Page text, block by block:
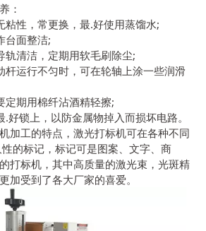
：
粘性，常更换，最.好使用蒸馏水;
台面整洁;
轨清洁，定期用软毛刷除尘;
杆运行不匀时，可在轮轴上涂一些润滑
定期用棉纤沾酒精轻擦;
好锁上，以防金属物掉入而损坏电路。
加工的特点，激光打标机可在各种不同
的标记，标记可是图案、文字、商
打标机，其中高质量的激光束，光斑精
加受到了各大厂家的喜爱。